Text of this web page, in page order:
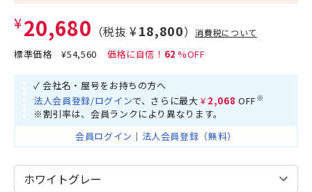
¥20,680 （税抜 ¥18,800）消費税について
標準価格¥54,560 62
✓ 会社名・屋号をお持ちの方へ
法人会員登録/ログインで、さらに最大 ¥2,068 OFF※
※割引率は、会員ランクにより異なります。
会員ログイン ｜ 法人会員登録（無料）